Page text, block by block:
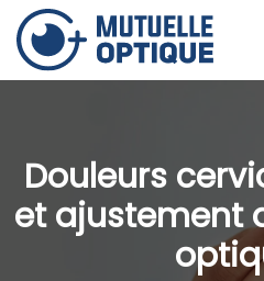
Douleurs
et ajustement